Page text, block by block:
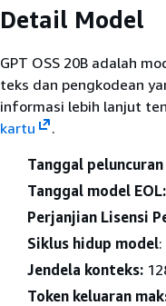
Detail Model
GPT OSS 20B adalah
teks dan pengkodean
informasi lebih lanjut
kartu
.
Tanggal
Tanggal model EOL:
Perjanjian Lisensi
Siklus hidup model
Jendela konteks:
Token keluaran